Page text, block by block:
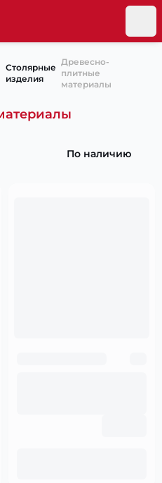
Столярные
изделия
Древесно-
плитные
материалы
По наличию